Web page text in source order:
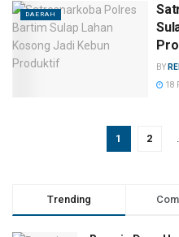
DAERAH
BY
18
1 2
Trending